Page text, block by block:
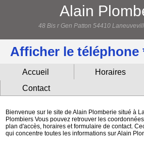
Alain
48 Bis r Gen Patton 54410
Afficher le téléphone
Accueil Horaires
Contact
Bienvenue sur le site de Alain Plomberie situé à
Plombiers Vous pouvez retrouver les
plan d'accès, horaires et formulaire de contact.
qui concentre toutes les informations sur Alain